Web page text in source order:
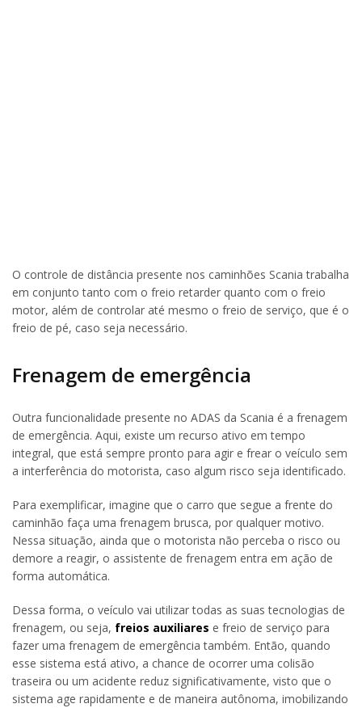
O controle de distância presente nos caminhões Scania trabalha
em conjunto tanto com o freio retarder quanto com o freio
motor, além de controlar até mesmo o freio de serviço, que é o
freio de pé, caso seja necessário.
Frenagem de emergência
Outra funcionalidade presente no ADAS da Scania é a frenagem
de emergência. Aqui, existe um recurso ativo em tempo
integral, que está sempre pronto para agir e frear o veículo sem
a interferência do motorista, caso algum risco seja identificado.
Para exemplificar, imagine que o carro que segue a frente do
caminhão faça uma frenagem brusca, por qualquer motivo.
Nessa situação, ainda que o motorista não perceba o risco ou
demore a reagir, o assistente de frenagem entra em ação de
forma automática.
Dessa forma, o veículo vai utilizar todas as suas tecnologias de
frenagem, ou seja, freios auxiliares e freio de serviço para
fazer uma frenagem de emergência também. Então, quando
esse sistema está ativo, a chance de ocorrer uma colisão
traseira ou um acidente reduz significativamente, visto que o
sistema age rapidamente e de maneira autônoma, imobilizando